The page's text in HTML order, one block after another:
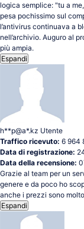
logica semplice: "tu a
pesa pochissimo sul
l’antivirus continuava a
nell’archivio. Auguro al
più ampia.
Espandi
h**p@a*.kz Utente
Traffico ricevuto: 6 964
Data di registrazione:
Data della recensione:
Grazie al team per un
genere e da poco ho
anche i prezzi sono
Espandi